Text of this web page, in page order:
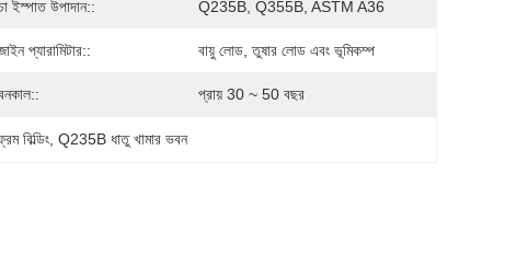
ইস্পাত উপাদান:: Q235B, Q355B, ASTM A36
প্যারামিটার:: বায়ু লোড, তুষার লোড এবং ভূমিকম্প
প্রায় 30 ~ 50 বছর
বিল্ডিং , Q235B ধাতু খামার ভবন